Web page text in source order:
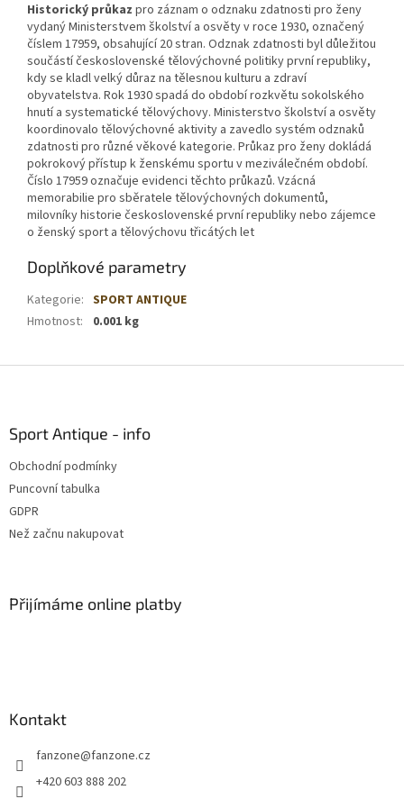
Historický průkaz pro záznam o odznaku zdatnosti pro ženy
vydaný Ministerstvem školství a osvěty v roce 1930, označený
číslem 17959, obsahující 20 stran. Odznak zdatnosti byl důležitou
součástí československé tělovýchovné politiky první republiky,
kdy se kladl velký důraz na tělesnou kulturu a zdraví
obyvatelstva. Rok 1930 spadá do období rozkvětu sokolského
hnutí a systematické tělovýchovy. Ministerstvo školství a osvěty
koordinovalo tělovýchovné aktivity a zavedlo systém odznaků
zdatnosti pro různé věkové kategorie. Průkaz pro ženy dokládá
pokrokový přístup k ženskému sportu v meziválečném období.
Číslo 17959 označuje evidenci těchto průkazů. Vzácná
memorabilie pro sběratele tělovýchovných dokumentů,
milovníky historie československé první republiky nebo zájemce
o ženský sport a tělovýchovu třicátých let
Doplňkové parametry
Kategorie: SPORT ANTIQUE
Hmotnost: 0.001 kg
Sport Antique - info
Obchodní podmínky
Puncovní tabulka
GDPR
Než začnu nakupovat
Přijímáme online platby
Kontakt
fanzone@fanzone.cz
+420 603 888 202